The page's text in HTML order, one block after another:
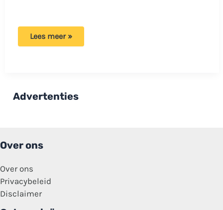
Zo
maden
met
Lees meer »
Advertenties
Over ons
Over ons
Privacybeleid
Disclaimer